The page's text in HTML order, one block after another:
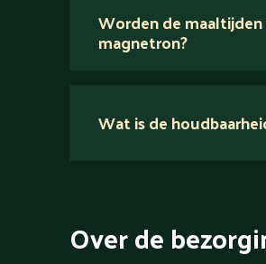
Verlaagd in zout
Worden de
magnetron?
Wat is de
Over de